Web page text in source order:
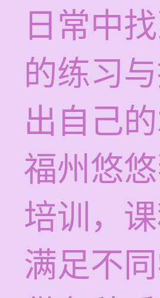
日常中
的练习
出自己
福州悠
培训，
满足不